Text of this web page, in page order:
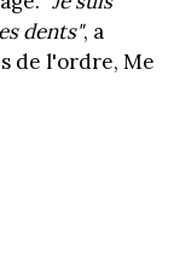
dents", a
de l'ordre, Me